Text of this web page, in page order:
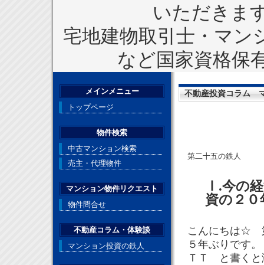
いただきま
宅地建物取引士・マン
など国家資格保
不動産投資コラム
第二十五の鉄人
Ⅰ.今の
資の２
こんにちは☆
５年ぶりです。
ＴＴ と書くと
メインメニュー
トップページ
物件検索
中古マンション検索
売主・代理物件
マンション物件リクエスト
物件問合せ
不動産コラム・体験談
マンション投資の鉄人